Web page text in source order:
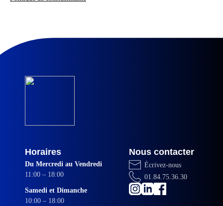
Horaires
Du Mercredi au Vendredi
11:00 – 18:00
Samedi et Dimanche
10:00 – 18:00
Nous contacter
Écrivez-nous
01.84.75.36.30